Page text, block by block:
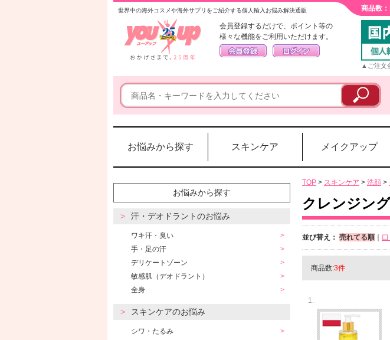
世界中の海外コスメや海外サプリをご紹介する個人輸入お悩み解決通販 商品数
会員登録するだけで、ポイント等の
様々な機能をご利用いただけます。
▲ご注文
お悩みから探す スキンケア メイクアップ
お悩みから探す
汗・デオドラントのお悩み
ワキ汗・臭い
手・足の汗
デリケートゾーン
敏感肌（デオドラント）
全身
スキンケアのお悩み
シワ・たるみ
TOP > スキンケア > 洗顔 >
クレンジング
並び替え： 売れてる順
商品数:3件
1.